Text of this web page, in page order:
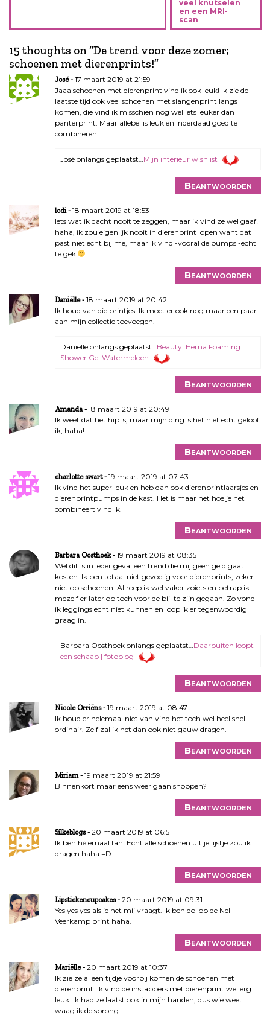
n
a
v
i
g
veel knutselen
en een MRI-
scan
15 thoughts on “De trend voor deze zomer;
schoenen met dierenprints!”
José
17 maart 2019 at 21:59
Jaaa schoenen met dierenprint vind ik ook leuk! Ik zie de
laatste tijd ook veel schoenen met slangenprint langs
komen, die vind ik misschien nog wel iets leuker dan
panterprint. Maar allebei is leuk en inderdaad goed te
combineren.
José onlangs geplaatst…Mijn interieur wishlist
Beantwoorden
lodi
18 maart 2019 at 18:53
Iets wat ik dacht nooit te zeggen, maar ik vind ze wel gaaf!
haha, ik zou eigenlijk nooit in dierenprint lopen want dat
past niet echt bij me, maar ik vind -vooral de pumps -echt
te gek
Beantwoorden
Daniëlle
18 maart 2019 at 20:42
Ik houd van die printjes. Ik moet er ook nog maar een paar
aan mijn collectie toevoegen.
Daniëlle onlangs geplaatst…Beauty: Hema Foaming
Shower Gel Watermeloen
Beantwoorden
Amanda
18 maart 2019 at 20:49
Ik weet dat het hip is, maar mijn ding is het niet echt geloof
ik, haha!
Beantwoorden
charlotte swart
19 maart 2019 at 07:43
Ik vind het super leuk en heb dan ook dierenprintlaarsjes en
dierenprintpumps in de kast. Het is maar net hoe je het
combineert vind ik.
Beantwoorden
Barbara Oosthoek
19 maart 2019 at 08:35
Wel dit is in ieder geval een trend die mij geen geld gaat
kosten. Ik ben totaal niet gevoelig voor dierenprints, zeker
niet op schoenen. Al roep ik wel vaker zoiets en betrap ik
mezelf er later op toch voor de bijl te zijn gegaan. Zo vond
ik leggings echt niet kunnen en loop ik er tegenwoordig
graag in.
Barbara Oosthoek onlangs geplaatst…Daarbuiten loopt
een schaap | fotoblog
Beantwoorden
Nicole Orriëns
19 maart 2019 at 08:47
Ik houd er helemaal niet van vind het toch wel heel snel
ordinair. Zelf zal ik het dan ook niet gauw dragen.
Beantwoorden
Miriam
19 maart 2019 at 21:59
Binnenkort maar eens weer gaan shoppen?
Beantwoorden
Silkeblogs
20 maart 2019 at 06:51
Ik ben hélemaal fan! Echt alle schoenen uit je lijstje zou ik
dragen haha =D
Beantwoorden
Lipstickencupcakes
20 maart 2019 at 09:31
Yes yes yes als je het mij vraagt. Ik ben dol op de Nel
Veerkamp print haha.
Beantwoorden
Mariëlle
20 maart 2019 at 10:37
Ik zie ze al een tijdje voorbij komen de schoenen met
dierenprint. Ik vind de instappers met dierenprint wel erg
leuk. Ik had ze laatst ook in mijn handen, dus wie weet
waag ik de sprong.